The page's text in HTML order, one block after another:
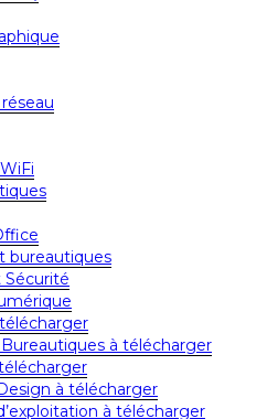
bureautiques
Sécurité
à télécharger
à télécharger
à télécharger